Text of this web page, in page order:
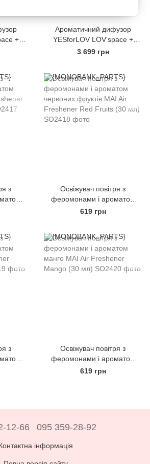
+
Ароматичний дифузор
YESforLOV LOV'space +
рефіл Titillating Fragrance
3 699 грн
з
Освіжувач повітря з
феромонами і ароматом
червоних фруктів MAI Air
619 грн
з
Освіжувач повітря з
феромонами і ароматом
манго MAI Air Freshener
619 грн
12-66 095 359-28-92
інформація